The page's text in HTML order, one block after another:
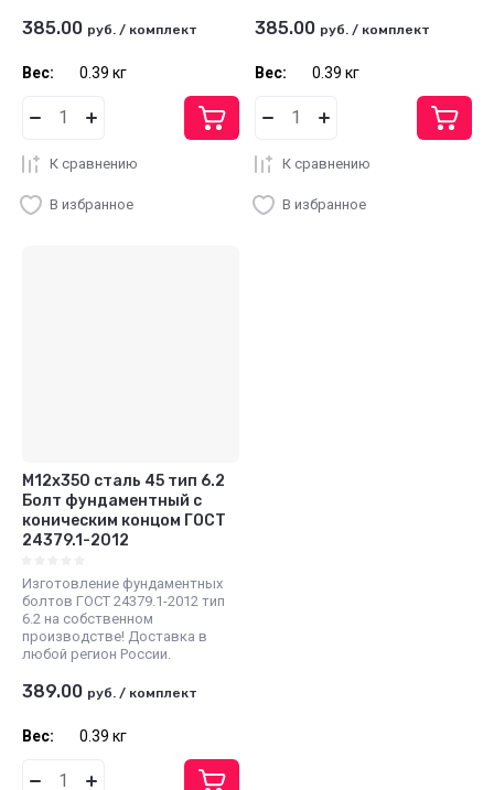
385.00 руб. / комплект
Вес: 0.39 кг
К сравнению
В избранное
385.00 руб. / комплект
Вес: 0.39 кг
К сравнению
В избранное
М12х350 сталь 45 тип 6.2
Болт фундаментный с
коническим концом ГОСТ
24379.1-2012
Изготовление фундаментных
болтов ГОСТ 24379.1-2012 тип
6.2 на собственном
производстве! Доставка в
любой регион России.
389.00 руб. / комплект
Вес: 0.39 кг